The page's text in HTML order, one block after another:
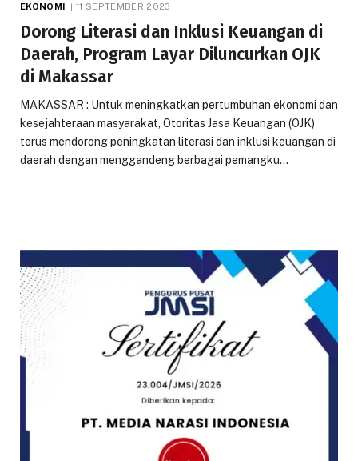
EKONOMI 11 SEPTEMBER 2023
Dorong Literasi dan Inklusi Keuangan di
Daerah, Program Layar Diluncurkan OJK
di Makassar
MAKASSAR : Untuk meningkatkan pertumbuhan ekonomi dan
kesejahteraan masyarakat, Otoritas Jasa Keuangan (OJK)
terus mendorong peningkatan literasi dan inklusi keuangan di
daerah dengan menggandeng berbagai pemangku…